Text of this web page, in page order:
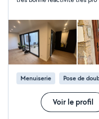
Menuiserie Pose de
Voir le profil